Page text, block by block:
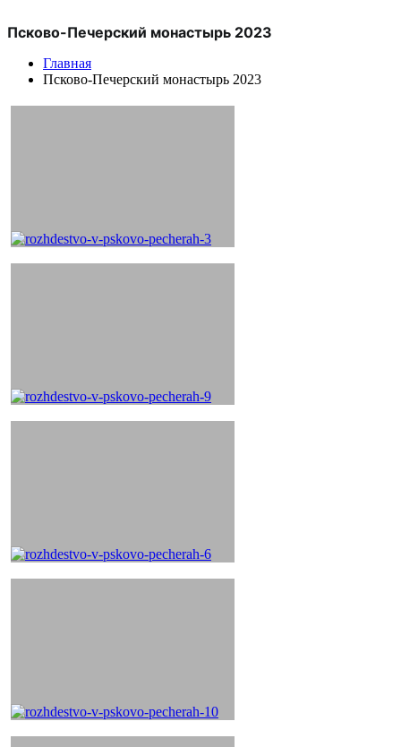
Псково-Печерский монастырь 2023
Главная
Псково-Печерский монастырь 2023